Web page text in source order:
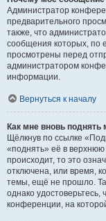
Администратор
предварительного
также, что
сообщения которых, по
просмотрены перед
администратором
информации.
Вернуться к началу
Как мне вновь
Щёлкнув по ссылке
«поднять» её в
происходит, то это
отключена, или время,
темы, ещё не прошло.
однако
конференции, на